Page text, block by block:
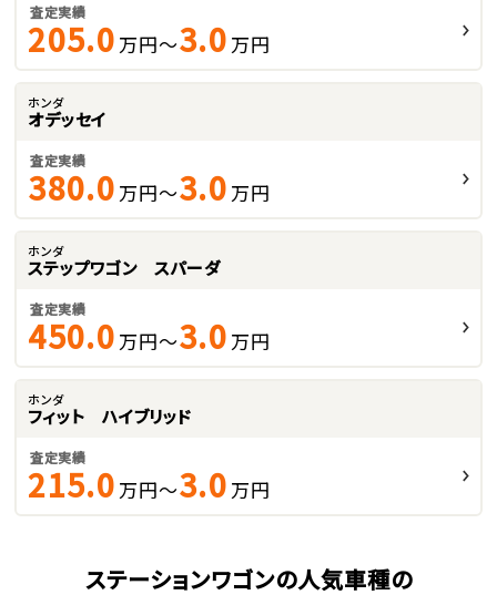
査定実績
205.0 万円～3.0 万円
ホンダ
オデッセイ
査定実績
380.0 万円～3.0 万円
ホンダ
ステップワゴン スパーダ
査定実績
450.0 万円～3.0 万円
ホンダ
フィット ハイブリッド
査定実績
215.0 万円～3.0 万円
ステーションワゴンの人気車種の